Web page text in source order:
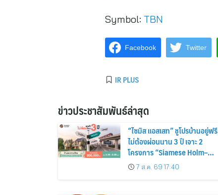
Symbol: TBN
Facebook Twitter
IR PLUS
ข่าวประชาสัมพันธ์ล่าสุด
“ไซมิส แอสเสท” ชูโปรบ้านอยู่ฟรี
ไม่ต้องผ่อนนาน 3 ปี เจาะ 2
โครงการ “Siamese Holm–
Siamese Blossom” พร้อม
ส่วนลดและสิทธิพิเศษถึง 31
7 ส.ค. 69 17:40